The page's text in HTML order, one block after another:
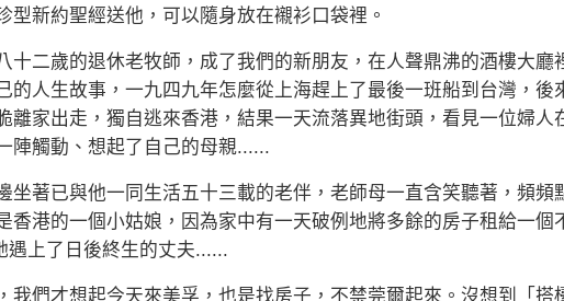
型新約聖經送他，可以隨身放在襯衫口袋裡。
二歲的退休老牧師，成了我們的新朋友，在人聲鼎沸的酒樓大廳
的人生故事，一九四九年怎麼從上海趕上了最後一班船到台灣，後
離家出走，獨自逃來香港，結果一天流落異地街頭，看見一位婦人
陣觸動、想起了自己的母親......
著已與他一同生活五十三載的老伴，老師母一直含笑聽著，頻頻
香港的一個小姑娘，因為家中有一天破例地將多餘的房子租給一個
遇上了日後終生的丈夫......
們才想起今天來美孚，也是找房子，不禁莞爾起來。沒想到「搭